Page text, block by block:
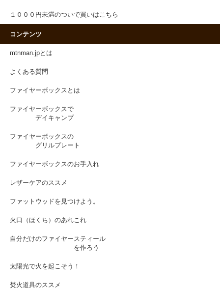
１０００円未満のついで買いはこちら
コンテンツ
mtnman.jpとは
よくある質問
ファイヤーボックスとは
ファイヤーボックスで
デイキャンプ
ファイヤーボックスの
グリルプレート
ファイヤーボックスのお手入れ
レザーケアのススメ
ファットウッドを見つけよう。
火口（ほくち）のあれこれ
自分だけのファイヤースティール
を作ろう
太陽光で火を起こそう！
焚火道具のススメ